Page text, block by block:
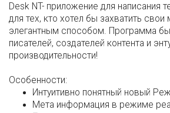
Desk NT- приложение для написания
для тех, кто хотел бы захватить
элегантным способом. Программа
писателей, создателей контента и
производительности!
Особенности:
Интуитивно понятный новый
Мета информация в режиме